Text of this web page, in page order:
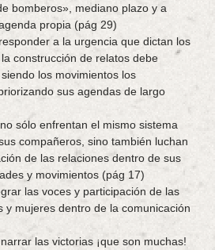
bomberos», mediano plazo y a
propia (pág 29)
a la urgencia que dictan los
construcción de relatos debe
los movimientos los
sus agendas de largo
sólo enfrentan el mismo sistema
compañeros, sino también luchan
de las relaciones dentro de sus
y movimientos (pág 17)
las voces y participación de las
y mujeres dentro de la comunicación
las victorias ¡que son muchas!